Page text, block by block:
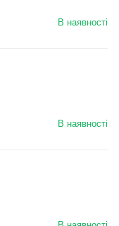
В наявності
В наявності